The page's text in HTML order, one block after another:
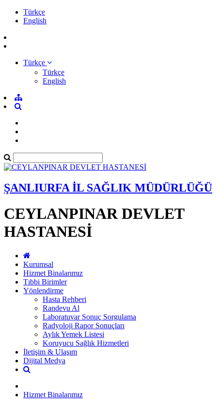
Türkçe
English
Türkçe
Türkçe
English
ŞANLIURFA İL SAĞLIK MÜDÜRLÜĞÜ
CEYLANPINAR DEVLET
HASTANESİ
Kurumsal
Hizmet Binalarımız
Tıbbi Birimler
Yönlendirme
Hasta Rehberi
Randevu Al
Laboratuvar Sonuç Sorgulama
Radyoloji Rapor Sonuçları
Aylık Yemek Listesi
Koruyucu Sağlık Hizmetleri
İletişim & Ulaşım
Dijital Medya
Hizmet Binalarımız